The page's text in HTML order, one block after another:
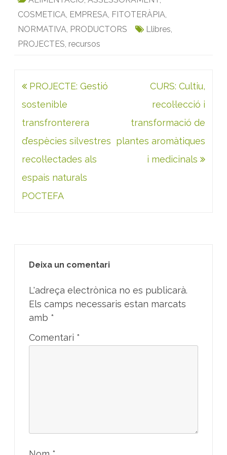
b
o
o
t
e
r
l
e
d
I
s
A
p
t
COSMETICA, EMPRESA, FITOTERÀPIA,
NORMATIVA, PRODUCTORS Llibres,
PROJECTES, recursos
Navegació
d'entrades
PROJECTE: Gestió
sostenible
transfronterera
d’espècies silvestres
recol·lectades als
espais naturals
POCTEFA
CURS: Cultiu,
recol·lecció i
transformació de
plantes aromàtiques
i medicinals
Deixa un comentari
L'adreça electrònica no es publicarà.
Els camps necessaris estan marcats
amb *
Comentari *